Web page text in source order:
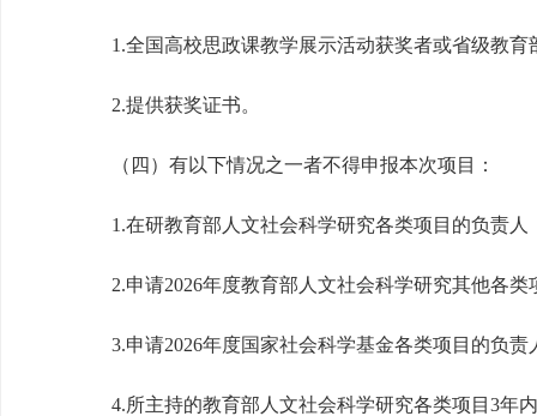
1.全国高校思政课教学展示活动获奖者或省级教育
2.提供获奖证书。
（四）有以下情况之一者不得申报本次项目：
1.在研教育部人文社会科学研究各类项目的负责人
2.申请2026年度教育部人文社会科学研究其他各类
3.申请2026年度国家社会科学基金各类项目的负责
4.所主持的教育部人文社会科学研究各类项目3年